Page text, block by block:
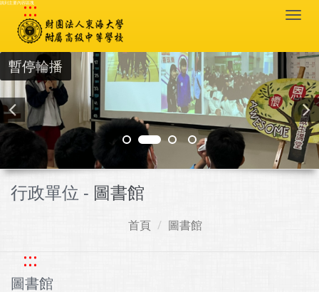
跳到主要內容區塊
:::
暫停輪播
行政單位 - 圖書館
首頁 圖書館
:::
圖書館